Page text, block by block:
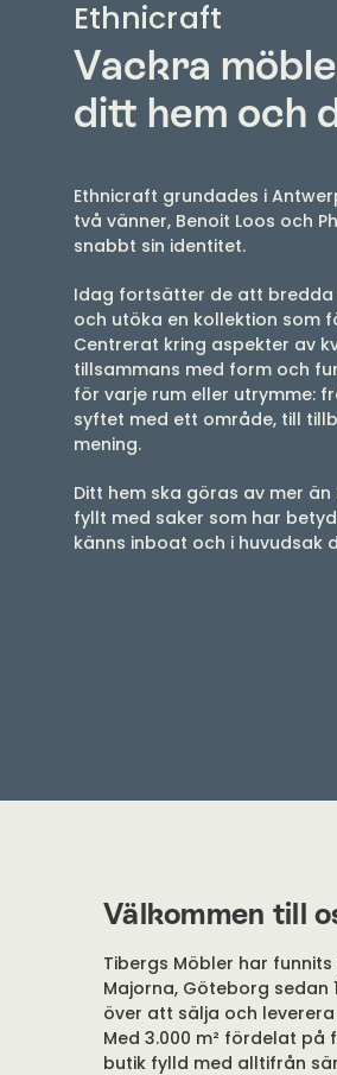
Ethnicraft
Vackra
ditt hem och
Ethnicraft grundades i
två vänner, Benoit Loos och
snabbt sin identitet.
Idag fortsätter de att bredda
och utöka en kollektion som
Centrerat kring aspekter av
tillsammans med form och
för varje rum eller utrymme:
syftet med ett område, till
mening.
Ditt hem ska göras av mer
fyllt med saker som har
känns inboat och i huvudsak
Välkommen till
Tibergs Möbler har
Majorna, Göteborg sedan
över att sälja och
Med 3.000 m² fördelat på
butik fylld med alltifrån